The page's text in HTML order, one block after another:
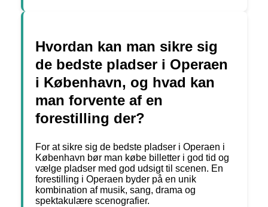
Hvordan kan man sikre sig
de bedste pladser i Operaen
i København, og hvad kan
man forvente af en
forestilling der?
For at sikre sig de bedste pladser i Operaen i
København bør man købe billetter i god tid og
vælge pladser med god udsigt til scenen. En
forestilling i Operaen byder på en unik
kombination af musik, sang, drama og
spektakulære scenografier.